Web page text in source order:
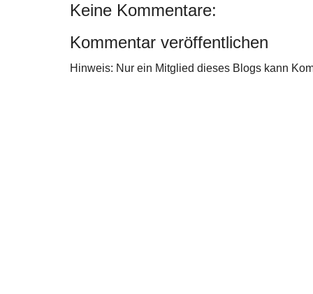
Keine Kommentare:
Kommentar veröffentlichen
Hinweis: Nur ein Mitglied dieses Blogs kann